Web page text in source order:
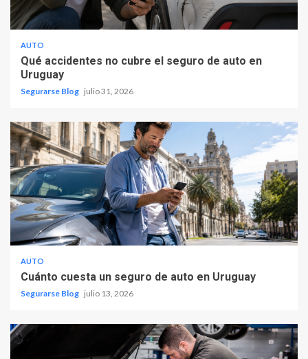
AUTO
Qué accidentes no cubre el seguro de auto en
Uruguay
Segurarse Blog julio 31, 2026
AUTO
Cuánto cuesta un seguro de auto en Uruguay
Segurarse Blog julio 13, 2026